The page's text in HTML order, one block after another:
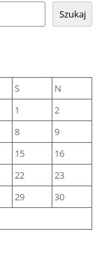
Szukaj
S
N
1
2
8
9
15
16
22
23
29
30